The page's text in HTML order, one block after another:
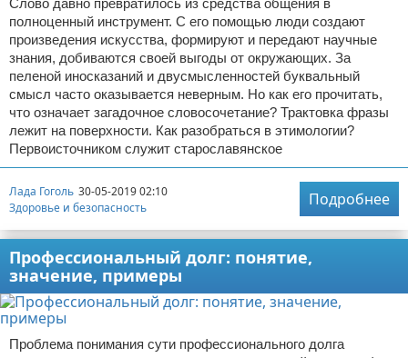
Слово давно превратилось из средства общения в
полноценный инструмент. С его помощью люди создают
произведения искусства, формируют и передают научные
знания, добиваются своей выгоды от окружающих. За
пеленой иносказаний и двусмысленностей буквальный
смысл часто оказывается неверным. Но как его прочитать,
что означает загадочное словосочетание? Трактовка фразы
лежит на поверхности. Как разобраться в этимологии?
Первоисточником служит старославянское
Лада Гоголь 30-05-2019 02:10
Здоровье и безопасность
Подробнее
Профессиональный долг: понятие,
значение, примеры
Проблема понимания сути профессионального долга